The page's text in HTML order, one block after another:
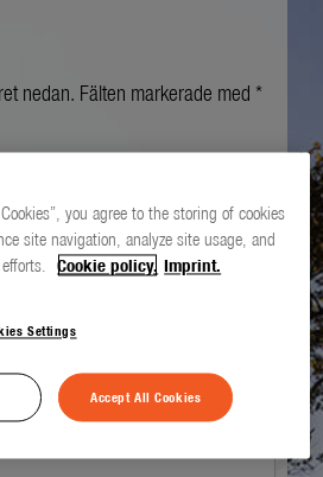
nedan. Fälten markerade med *
you agree to the storing of cookies
site navigation, analyze site usage, and
Cookie policy. Imprint.
Settings
Accept All Cookies